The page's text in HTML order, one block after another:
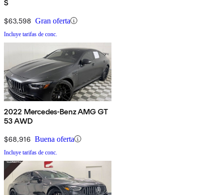
S
$63,598 Gran oferta
Incluye tarifas de conc.
2022 Mercedes-Benz AMG GT
53 AWD
$68,916 Buena oferta
Incluye tarifas de conc.